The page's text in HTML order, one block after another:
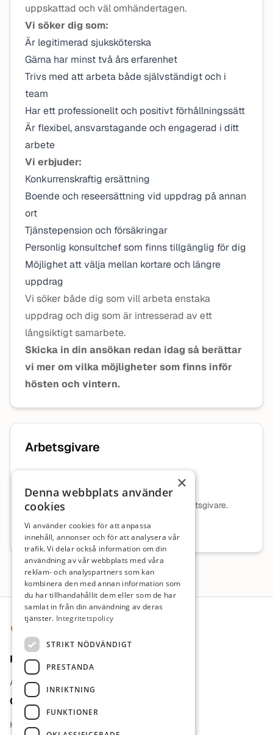
uppskattad och väl omhändertagen.
Vi söker dig som:
Är legitimerad sjuksköterska
Gärna har minst två års erfarenhet
Trivs med att arbeta både självständigt och i
team
Har ett professionellt och positivt förhållningssätt
Är flexibel, ansvarstagande och engagerad i ditt
arbete
Vi erbjuder:
Konkurrenskraftig ersättning
Boende och reseersättning vid uppdrag på annan
ort
Tjänstepension och försäkringar
Personlig konsultchef som finns tillgänglig för dig
Möjlighet att välja mellan kortare och längre
uppdrag
Vi söker både dig som vill arbeta enstaka
uppdrag och dig som är intresserad av ett
långsiktigt samarbete.
Skicka in din ansökan redan idag så berättar
vi mer om vilka möjligheter som finns inför
hösten och vintern.
Arbetsgivare
Ingen beskrivning tillgänglig för denna arbetsgivare.
Mer information om arbetsgivaren
Sidfot
För jobbsökande
Arbetsgivare
Om oss
Kontakt
×
Denna webbplats använder
cookies
Vi använder cookies för att anpassa
innehåll, annonser och för att analysera vår
trafik. Vi delar också information om din
användning av vår webbplats med våra
reklam- och analyspartners som kan
kombinera den med annan information som
du har tillhandahållit dem eller som de har
samlat in från din användning av deras
tjänster. Integritetspolicy
STRIKT NÖDVÄNDIGT
PRESTANDA
INRIKTNING
FUNKTIONER